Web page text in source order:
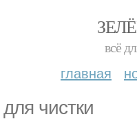
всё
главная
чистки